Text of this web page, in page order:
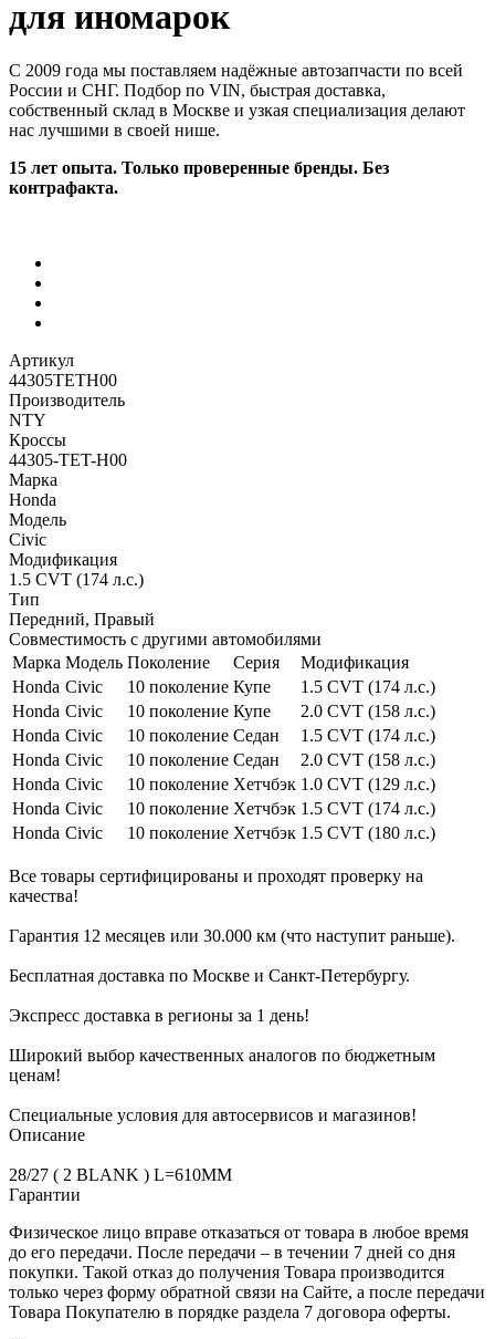
для иномарок
С 2009 года мы поставляем надёжные автозапчасти по всей
России и СНГ. Подбор по VIN, быстрая доставка,
собственный склад в Москве и узкая специализация делают
нас лучшими в своей нише.
15 лет опыта. Только проверенные бренды. Без
контрафакта.
Артикул
44305TETH00
Производитель
NTY
Кроссы
44305-TET-H00
Марка
Honda
Модель
Civic
Модификация
1.5 CVT (174 л.с.)
Тип
Передний, Правый
Совместимость с другими автомобилями
Марка Модель Поколение Серия
Модификация
Honda Civic 10 поколение Купе
1.5 CVT (174 л.с.)
Honda Civic 10 поколение Купе
2.0 CVT (158 л.с.)
Honda Civic 10 поколение Седан
1.5 CVT (174 л.с.)
Honda Civic 10 поколение Седан
2.0 CVT (158 л.с.)
Honda Civic 10 поколение Хетчбэк 1.0 CVT (129 л.с.)
Honda Civic 10 поколение Хетчбэк 1.5 CVT (174 л.с.)
Honda Civic 10 поколение Хетчбэк 1.5 CVT (180 л.с.)
Все товары сертифицированы и проходят проверку на
качества!
Гарантия 12 месяцев или 30.000 км (что наступит раньше).
Бесплатная доставка по Москве и Санкт-Петербургу.
Экспресс доставка в регионы за 1 день!
Широкий выбор качественных аналогов по бюджетным
ценам!
Специальные условия для автосервисов и магазинов!
Описание
28/27 ( 2 BLANK ) L=610MM
Гарантии
Физическое лицо вправе отказаться от товара в любое время
до его передачи. После передачи – в течении 7 дней со дня
покупки. Такой отказ до получения Товара производится
только через форму обратной связи на Сайте, а после передачи
Товара Покупателю в порядке раздела 7 договора оферты.